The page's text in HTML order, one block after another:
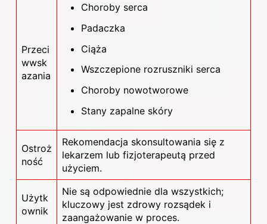
Przeci
wwsk
azania
Choroby serca
Padaczka
Ciąża
Wszczepione rozruszniki serca
Choroby nowotworowe
Stany zapalne skóry
Ostroż
ność
Rekomendacja skonsultowania się z
lekarzem lub fizjoterapeutą przed
użyciem.
Użytk
ownik
Nie są odpowiednie dla wszystkich;
kluczowy jest zdrowy rozsądek i
zaangażowanie w proces.